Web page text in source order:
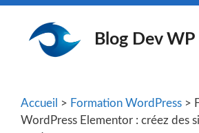
Blog Dev WP
Accueil > Formation WordPress >
WordPress Elementor : créez des